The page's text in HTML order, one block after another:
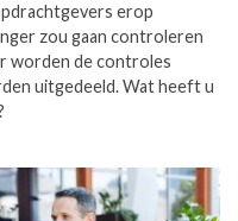
erop
zou gaan controleren
worden de controles
uitgedeeld. Wat heeft u